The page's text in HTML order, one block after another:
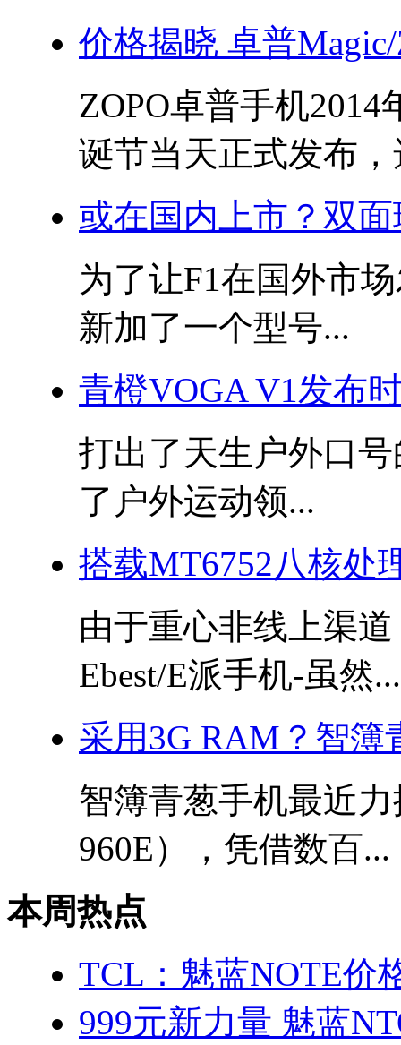
价格揭晓 卓普
ZOPO卓普手机2014
诞节当天正式发布，
或在国内上市？双
为了让F1在国外市
新加了一个型号...
青橙VOGA V1发布
打出了天生户外口
了户外运动领...
搭载MT6752八核处
由于重心非线上渠
Ebest/E派手机-虽然...
采用3G RAM？智簿
智簿青葱手机最近
960E），凭借数百...
本周热点
TCL：魅蓝NOTE价
999元新力量 魅蓝